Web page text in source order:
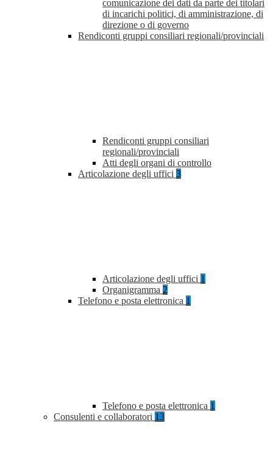
comunicazione dei dati da parte dei titolari
di incarichi politici, di amministrazione, di
direzione o di governo
Rendiconti gruppi consiliari regionali/provinciali
Rendiconti gruppi consiliari
regionali/provinciali
Atti degli organi di controllo
Articolazione degli uffici 3
Articolazione degli uffici 1
Organigramma 2
Telefono e posta elettronica 1
Telefono e posta elettronica 1
Consulenti e collaboratori 13